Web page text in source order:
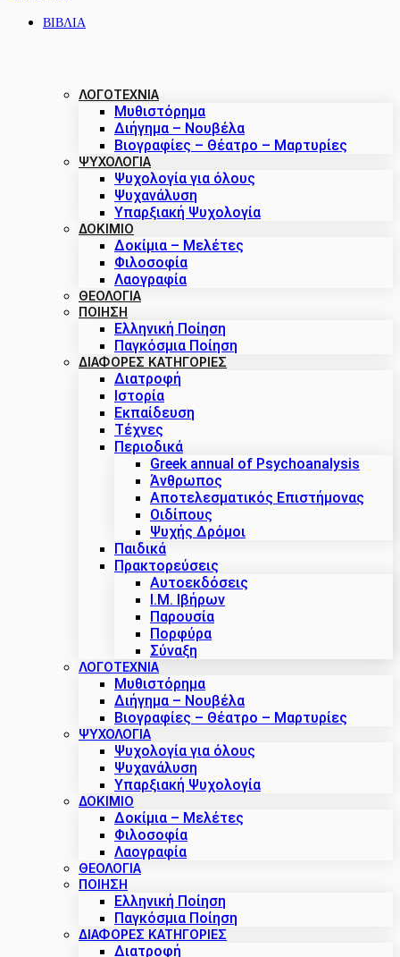
ΒΙΒΛΙΑ
ΛΟΓΟΤΕΧΝΙΑ
Μυθιστόρημα
Διήγημα – Νουβέλα
Βιογραφίες – Θέατρο – Μαρτυρίες
ΨΥΧΟΛΟΓΙΑ
Ψυχολογία για όλους
Ψυχανάλυση
Υπαρξιακή Ψυχολογία
ΔΟΚΊΜΙΟ
Δοκίμια – Μελέτες
Φιλοσοφία
Λαογραφία
ΘΕΟΛΟΓΙΑ
ΠΟΙΗΣΗ
Ελληνική Ποίηση
Παγκόσμια Ποίηση
ΔΙΑΦΟΡΕΣ ΚΑΤΗΓΟΡΙΕΣ
Διατροφή
Ιστορία
Εκπαίδευση
Τέχνες
Περιοδικά
Greek annual of Psychoanalysis
Άνθρωπος
Αποτελεσματικός Επιστήμονας
Οιδίπους
Ψυχής Δρόμοι
Παιδικά
Πρακτoρεύσεις
Αυτοεκδόσεις
Ι.Μ. Ιβήρων
Παρουσία
Πορφύρα
Σύναξη
ΛΟΓΟΤΕΧΝΙΑ
Μυθιστόρημα
Διήγημα – Νουβέλα
Βιογραφίες – Θέατρο – Μαρτυρίες
ΨΥΧΟΛΟΓΙΑ
Ψυχολογία για όλους
Ψυχανάλυση
Υπαρξιακή Ψυχολογία
ΔΟΚΊΜΙΟ
Δοκίμια – Μελέτες
Φιλοσοφία
Λαογραφία
ΘΕΟΛΟΓΙΑ
ΠΟΙΗΣΗ
Ελληνική Ποίηση
Παγκόσμια Ποίηση
ΔΙΑΦΟΡΕΣ ΚΑΤΗΓΟΡΙΕΣ
Διατροφή